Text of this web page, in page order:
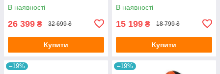
В наявності
26 399 ₴ 32 699 ₴
Купити
В наявності
15 199 ₴ 18 799 ₴
Купити
–19% –19%